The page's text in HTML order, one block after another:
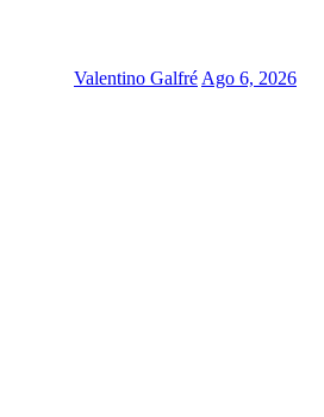
Valentino Galfré Ago 6, 2026